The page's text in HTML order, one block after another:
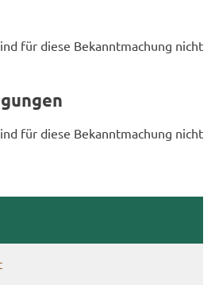
für diese Be­kannt­ma­chung nicht
für diese Be­kannt­ma­chung nicht